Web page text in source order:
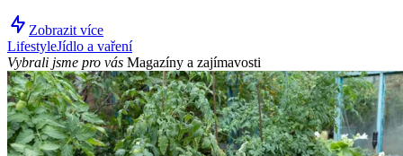
Zobrazit více
LifestyleJídlo a vaření
Vybrali jsme pro vás Magazíny a zajímavosti